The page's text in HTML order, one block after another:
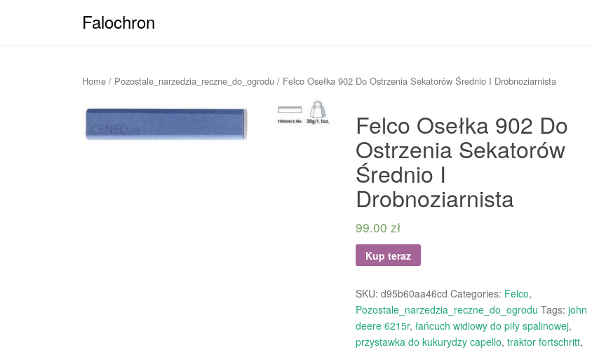
Falochron
Home / Pozostale_narzedzia_reczne_do_ogrodu / Felco Osełka 902 Do Ostrzenia Sekatorów Średnio I Drobnoziarnista
Felco Osełka 902 Do
Ostrzenia Sekatorów
Średnio I
Drobnoziarnista
99.00 zł
Kup teraz
SKU: d95b60aa46cd Categories: Felco,
Pozostale_narzedzia_reczne_do_ogrodu Tags: john
deere 6215r, łańcuch widiowy do piły spalinowej,
przystawka do kukurydzy capello, traktor fortschritt,